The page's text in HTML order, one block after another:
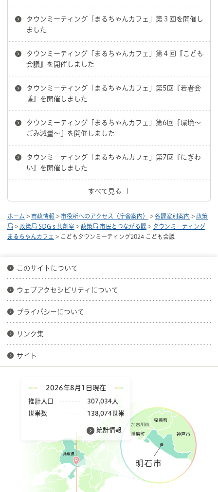
タウンミーティング「まるちゃんカフェ」第３回を開催し
ました
タウンミーティング「まるちゃんカフェ」第４回『こども
会議』を開催しました
タウンミーティング「まるちゃんカフェ」第5回『若者会
議』を開催しました
タウンミーティング「まるちゃんカフェ」第6回『環境～
ごみ減量～』を開催しました
タウンミーティング「まるちゃんカフェ」第7回『にぎわ
い』を開催しました
すべて見る
ホーム > 市政情報 > 市役所へのアクセス（庁舎案内） > 各課室別案内 > 政策
局 > 政策局 SDGｓ共創室 > 政策局 市民とつながる課 > タウンミーティング
まるちゃんカフェ > こどもタウンミーティング2024 こども会議
このサイトについて
ウェブアクセシビリティについて
プライバシーについて
リンク集
サイト
2026年8月1日現在
推計人口
307,034人
世帯数
138,074世帯
統計情報